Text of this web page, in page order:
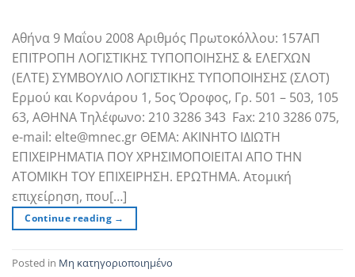
Αθήνα 9 Μαΐου 2008 Αριθμός Πρωτοκόλλου: 157ΑΠ
ΕΠΙΤΡΟΠΗ ΛΟΓΙΣΤΙΚΗΣ ΤΥΠΟΠΟΙΗΣΗΣ & ΕΛΕΓΧΩΝ
(ΕΛΤΕ) ΣΥΜΒΟΥΛΙΟ ΛΟΓΙΣΤΙΚΗΣ ΤΥΠΟΠΟΙΗΣΗΣ (ΣΛΟΤ)
Ερμού και Κορνάρου 1, 5ος Όροφος, Γρ. 501 – 503, 105
63, ΑΘΗΝΑ Τηλέφωνο: 210 3286 343 Fax: 210 3286 075,
e-mail: elte@mnec.gr ΘΕΜΑ: ΑΚΙΝΗΤΟ ΙΔΙΩΤΗ
ΕΠΙΧΕΙΡΗΜΑΤΙΑ ΠΟΥ ΧΡΗΣΙΜΟΠΟΙΕΙΤΑΙ ΑΠΟ ΤΗΝ
ΑΤΟΜΙΚΗ ΤΟΥ ΕΠΙΧΕΙΡΗΣΗ. ΕΡΩΤΗΜΑ. Ατομική
επιχείρηση, που[…]
Continue reading →
Posted in Μη κατηγοριοποιημένο